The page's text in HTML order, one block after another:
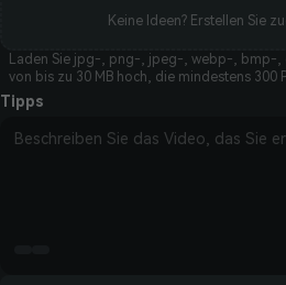
Keine Ideen? Erstellen Sie
Laden Sie jpg-, png-, jpeg-, webp-, bmp-,
von bis zu 30 MB hoch, die mindestens 300
Tipps